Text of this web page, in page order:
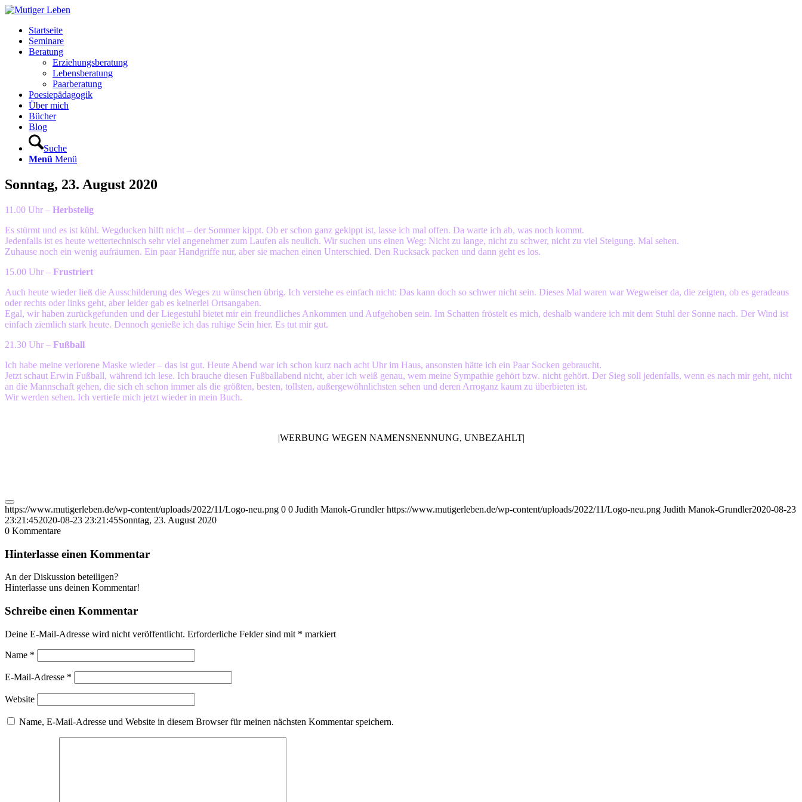
Startseite
Seminare
Beratung
Erziehungsberatung
Lebensberatung
Paarberatung
Poesiepädagogik
Über mich
Bücher
Blog
Suche
Menü Menü
Sonntag, 23. August 2020
11.00 Uhr – Herbstelig
Es stürmt und es ist kühl. Wegducken hilft nicht – der Sommer kippt. Ob er schon ganz gekippt ist, lasse ich mal offen. Da warte ich ab, was noch kommt.
Jedenfalls ist es heute wettertechnisch sehr viel angenehmer zum Laufen als neulich. Wir suchen uns einen Weg: Nicht zu lange, nicht zu schwer, nicht zu viel Steigung. Mal sehen.
Zuhause noch ein wenig aufräumen. Ein paar Handgriffe nur, aber sie machen einen Unterschied. Den Rucksack packen und dann geht es los.
15.00 Uhr – Frustriert
Auch heute wieder ließ die Ausschilderung des Weges zu wünschen übrig. Ich verstehe es einfach nicht: Das kann doch so schwer nicht sein. Dieses Mal waren war Wegweiser da, die zeigten, ob es geradeaus
oder rechts oder links geht, aber leider gab es keinerlei Ortsangaben.
Egal, wir haben zurückgefunden und der Liegestuhl bietet mir ein freundliches Ankommen und Aufgehoben sein. Im Schatten fröstelt es mich, deshalb wandere ich mit dem Stuhl der Sonne nach. Der Wind ist
einfach ziemlich stark heute. Dennoch genieße ich das ruhige Sein hier. Es tut mir gut.
21.30 Uhr – Fußball
Ich habe meine verlorene Maske wieder – das ist gut. Heute Abend war ich schon kurz nach acht Uhr im Haus, ansonsten hätte ich ein Paar Socken gebraucht.
Jetzt schaut Erwin Fußball, während ich lese. Ich brauche diesen Fußballabend nicht, aber ich weiß genau, wem meine Sympathie gehört bzw. nicht gehört. Der Sieg soll jedenfalls, wenn es nach mir geht, nicht
an die Mannschaft gehen, die sich eh schon immer als die größten, besten, tollsten, außergewöhnlichsten sehen und deren Arroganz kaum zu überbieten ist.
Wir werden sehen. Ich vertiefe mich jetzt wieder in mein Buch.
|WERBUNG WEGEN NAMENSNENNUNG, UNBEZAHLT|
https://www.mutigerleben.de/wp-content/uploads/2022/11/Logo-neu.png 0 0 Judith Manok-Grundler https://www.mutigerleben.de/wp-content/uploads/2022/11/Logo-neu.png Judith Manok-Grundler2020-08-23
23:21:452020-08-23 23:21:45Sonntag, 23. August 2020
0 Kommentare
Hinterlasse einen Kommentar
An der Diskussion beteiligen?
Hinterlasse uns deinen Kommentar!
Schreibe einen Kommentar
Deine E-Mail-Adresse wird nicht veröffentlicht. Erforderliche Felder sind mit * markiert
Name *
E-Mail-Adresse *
Website
Name, E-Mail-Adresse und Website in diesem Browser für meinen nächsten Kommentar speichern.